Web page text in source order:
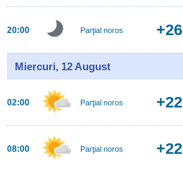
20:00 Parţial noros
Miercuri, 12 August
02:00 Parţial noros
08:00 Parţial noros